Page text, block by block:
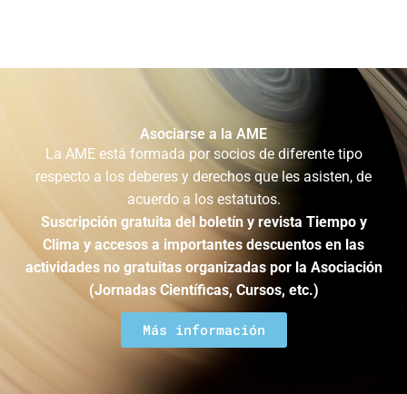
Asociarse a la AME
La AME está formada por socios de diferente tipo
respecto a los deberes y derechos que les asisten, de
acuerdo a los estatutos.
Suscripción gratuita del boletín y revista Tiempo y
Clima y accesos a importantes descuentos en las
actividades no gratuitas organizadas por la Asociación
(Jornadas Científicas, Cursos, etc.)
Más información